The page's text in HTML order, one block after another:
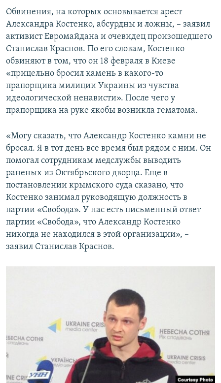
Обвинения, на которых основывается арест
Александра Костенко, абсурдны и ложны, – заявил
активист Евромайдана и очевидец произошедшего
Станислав Краснов. По его словам, Костенко
обвиняют в том, что он 18 февраля в Киеве
«прицельно бросил камень в какого-то
прапорщика милиции Украины из чувства
идеологической ненависти». После чего у
прапорщика на руке якобы возникла гематома.
«Могу сказать, что Александр Костенко камни не
бросал. Я в тот день все время был рядом с ним. Он
помогал сотрудникам медслужбы выводить
раненых из Октябрьского дворца. Еще в
постановлении крымского суда сказано, что
Костенко занимал руководящую должность в
партии «Свобода». У нас есть письменный ответ
партии «Свобода», что Александр Костенко
никогда не находился в этой организации», –
заявил Станислав Краснов.